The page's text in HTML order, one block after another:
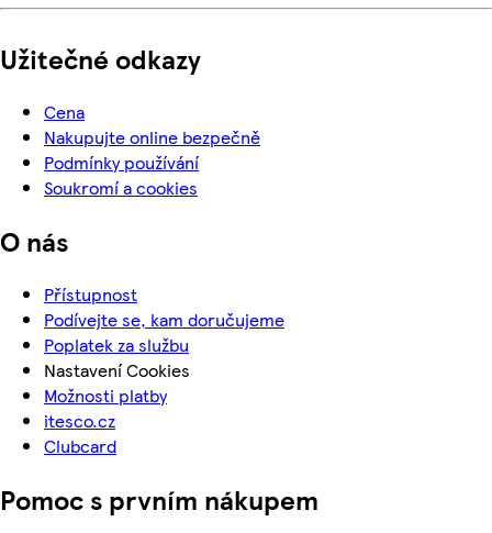
Užitečné odkazy
Cena
Nakupujte online bezpečně
Podmínky používání
Soukromí a cookies
O nás
Přístupnost
Podívejte se, kam doručujeme
Poplatek za službu
Nastavení Cookies
Možnosti platby
itesco.cz
Clubcard
Pomoc s prvním nákupem